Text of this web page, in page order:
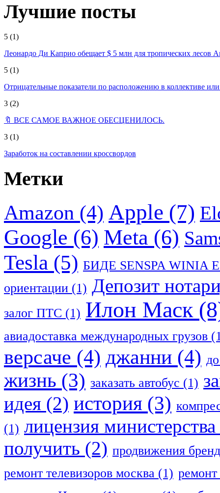
Лучшие посты
5 (1)
Леонардо Ди Каприо обещает $ 5 млн для тропических лесов
5 (1)
Отрицательные показатели по расположению в коллективе
3 (2)
🔖 ВСЕ САМОЕ ВАЖНОЕ ОБЕСЦЕНИЛОСЬ.
3 (1)
Заработок на составлении кроссвордов
Метки
Amazon (4) Apple (7)
Google (6) Meta (6)
Tesla (5) БИДЕ SENSPA WINIA
ориентации (1) Депозит
залог ПТС (1) Илон Маск
авиадоставка международных грузов
версаче (4) джанни (4)
жизнь (3) заказать автобус (1)
идея (2) история (3)
(1) лицензия
получить (2) продвижения
ремонт телевизоров москва (1) ремонт